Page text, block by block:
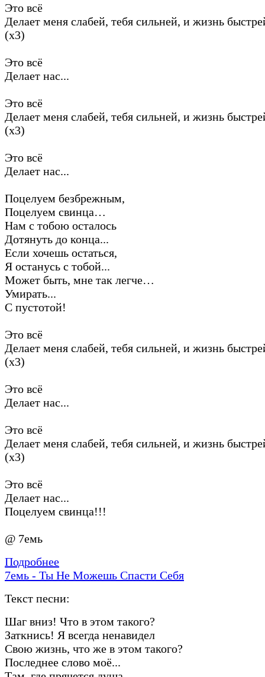
Это всё
Делает меня слабей, тебя сильней, и жизнь
(х3)
Это всё
Делает нас...
Это всё
Делает меня слабей, тебя сильней, и жизнь
(х3)
Это всё
Делает нас...
Поцелуем безбрежным,
Поцелуем свинца…
Нам с тобою осталось
Дотянуть до конца...
Если хочешь остаться,
Я останусь с тобой...
Может быть, мне так легче…
Умирать...
С пустотой!
Это всё
Делает меня слабей, тебя сильней, и жизнь
(х3)
Это всё
Делает нас...
Это всё
Делает меня слабей, тебя сильней, и жизнь
(х3)
Это всё
Делает нас...
Поцелуем свинца!!!
@ 7емь
Подробнее
7емь - Ты Не Можешь Спасти Себя
Текст песни:
Шаг вниз! Что в этом такого?
Заткнись! Я всегда ненавидел
Свою жизнь, что же в этом такого?
Последнее слово моё...